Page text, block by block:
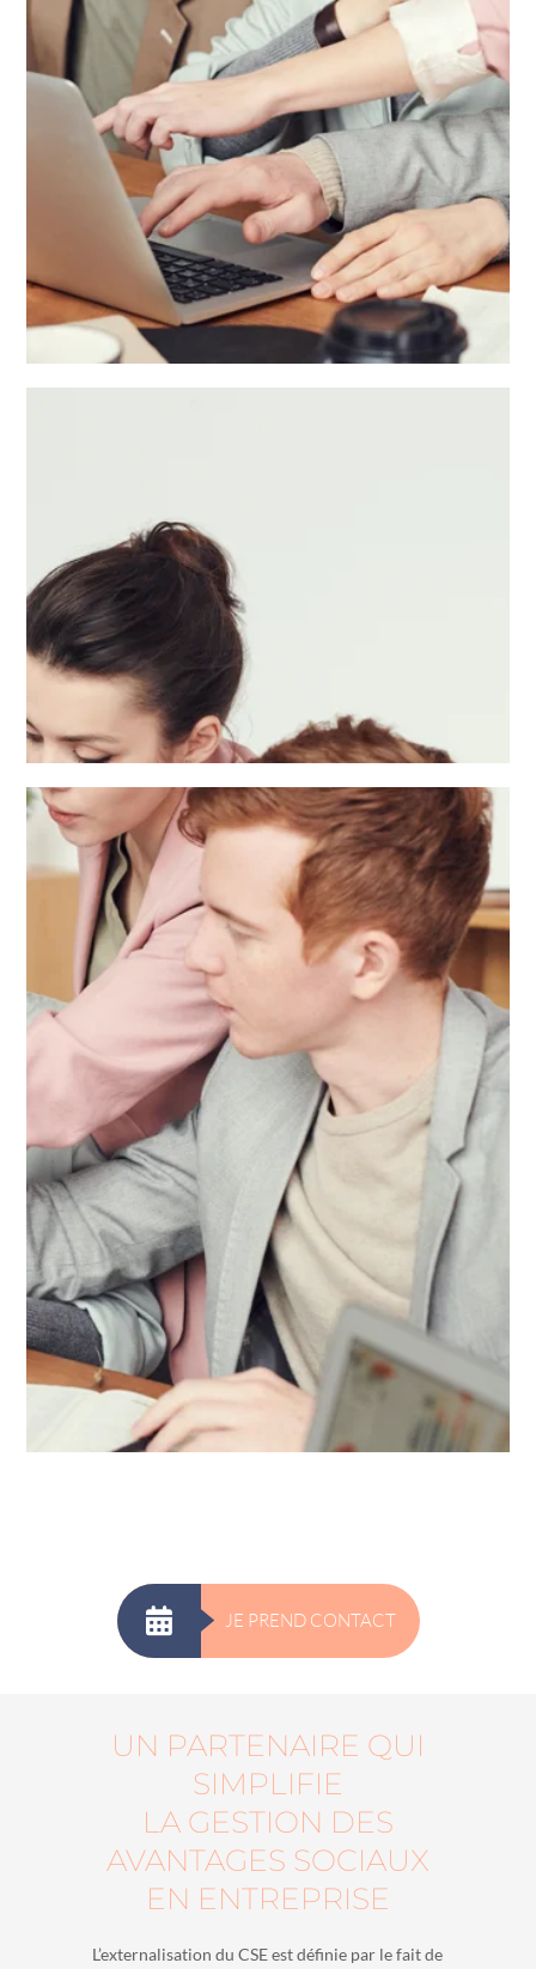
JE PREND CONTACT
UN PARTENAIRE QUI
SIMPLIFIE
LA GESTION DES
AVANTAGES SOCIAUX
EN ENTREPRISE
L’externalisation du CSE est définie par le fait de